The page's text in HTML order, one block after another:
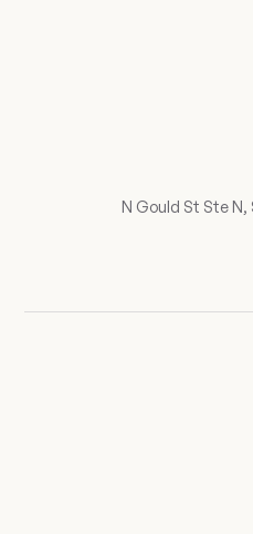
30 N Gould St Ste